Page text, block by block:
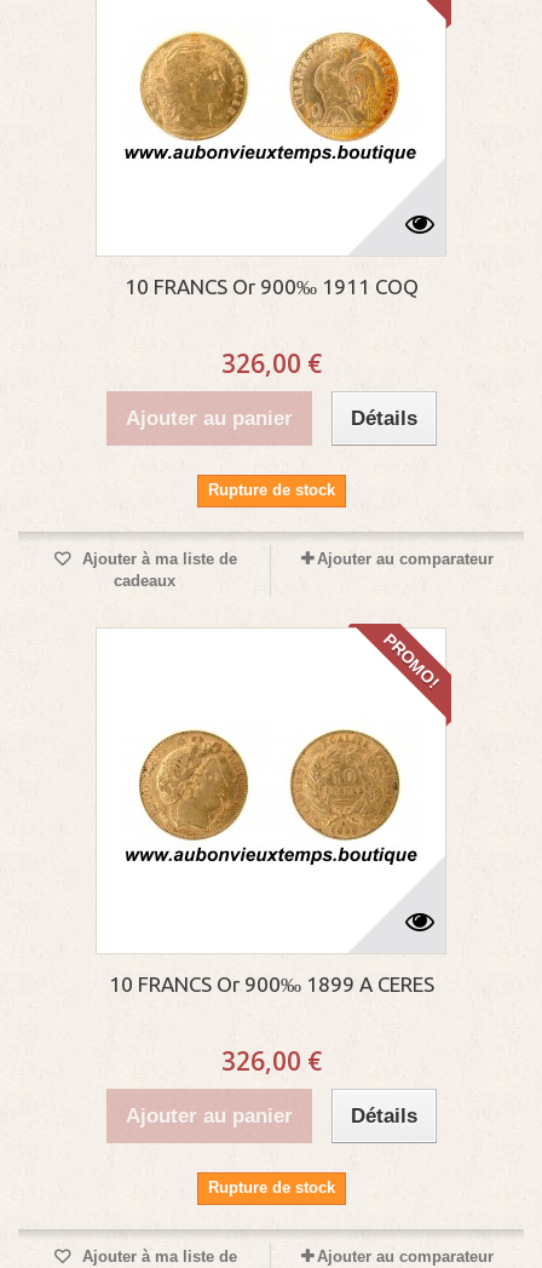
10 FRANCS Or 900‰ 1911 COQ
326,00 €
Ajouter au panier Détails
Rupture de stock
Ajouter à ma liste de
cadeaux
Ajouter au comparateur
PROMO!
10 FRANCS Or 900‰ 1899 A CERES
326,00 €
Ajouter au panier Détails
Rupture de stock
Ajouter à ma liste de
Ajouter au comparateur